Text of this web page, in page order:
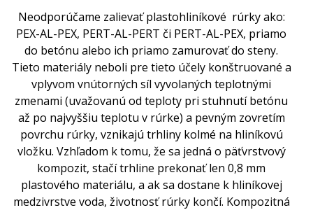
Neodporúčame zalievať plastohliníkové rúrky ako:
PEX-AL-PEX, PERT-AL-PERT či PERT-AL-PEX, priamo
do betónu alebo ich priamo zamurovať do steny.
Tieto materiály neboli pre tieto účely konštruované a
vplyvom vnútorných síl vyvolaných teplotnými
zmenami (uvažovanú od teploty pri stuhnutí betónu
až po najvyššiu teplotu v rúrke) a pevným zovretím
povrchu rúrky, vznikajú trhliny kolmé na hliníkovú
vložku. Vzhľadom k tomu, že sa jedná o päťvrstvový
kompozit, stačí trhline prekonať len 0,8 mm
plastového materiálu, a ak sa dostane k hliníkovej
medzivrstve voda, životnosť rúrky končí. Kompozitná